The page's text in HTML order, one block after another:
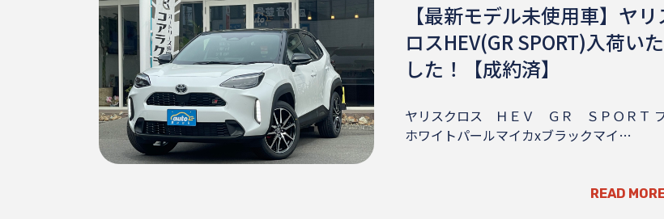
【最新モデル未使用車】ヤリ
ロスHEV(GR SPORT)入荷い
した！【成約済】
ヤリスクロス ＨＥＶ ＧＲ ＳＰＯＲＴ
ホワイトパールマイカxブラックマイ…
READ